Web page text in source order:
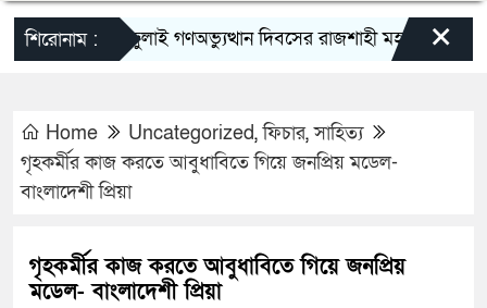
শিরোনাম :জুলাই গণঅভ্যুত্থান দিবসের রাজশাহী মহানগর বিএনপির
×
Home Uncategorized,ফিচার,সাহিত্য
গৃহকর্মীর কাজ করতে আবুধাবিতে গিয়ে জনপ্রিয় মডেল-
বাংলাদেশী প্রিয়া
গৃহকর্মীর কাজ করতে আবুধাবিতে গিয়ে জনপ্রিয়
মডেল- বাংলাদেশী প্রিয়া